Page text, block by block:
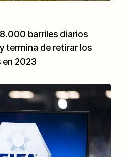
barriles diarios
termina de retirar los
2023